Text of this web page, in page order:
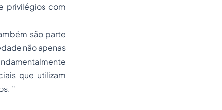
privilégios com
são parte
não apenas
que utilizam
”